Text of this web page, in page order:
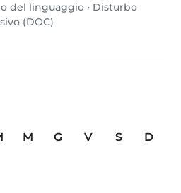
del linguaggio • Disturbo
(DOC)
M G V S
D